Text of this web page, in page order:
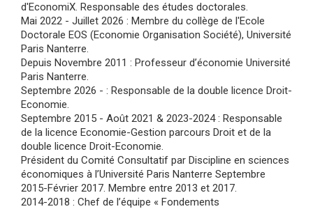
d'EconomiX. Responsable des études doctorales.
Mai 2022 - Juillet 2026 : Membre du collège de l'Ecole
Doctorale EOS (Economie Organisation Société), Université
Paris Nanterre.
Depuis Novembre 2011 : Professeur d’économie Université
Paris Nanterre.
Septembre 2026 - : Responsable de la double licence Droit-
Economie.
Septembre 2015 - Août 2021 & 2023-2024 : Responsable
de la licence Economie-Gestion parcours Droit et de la
double licence Droit-Economie.
Président du Comité Consultatif par Discipline en sciences
économiques à l’Université Paris Nanterre Septembre
2015-Février 2017. Membre entre 2013 et 2017.
2014-2018 : Chef de l’équipe « Fondements